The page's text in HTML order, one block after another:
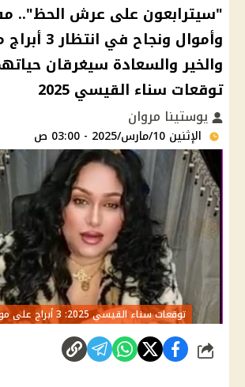
"سيترابعون على عرش الحظ"..
وأموال ونجاح
والخير والسعادة سيغرقان
توقعات سناء القيسي 2025
يوستينا مروان
الإثنين 10/مارس/2025 - 03:00 ص
توقعات سناء القيسي 2025: 3 أبراج على موعد مع الحظ والثراء
شارك